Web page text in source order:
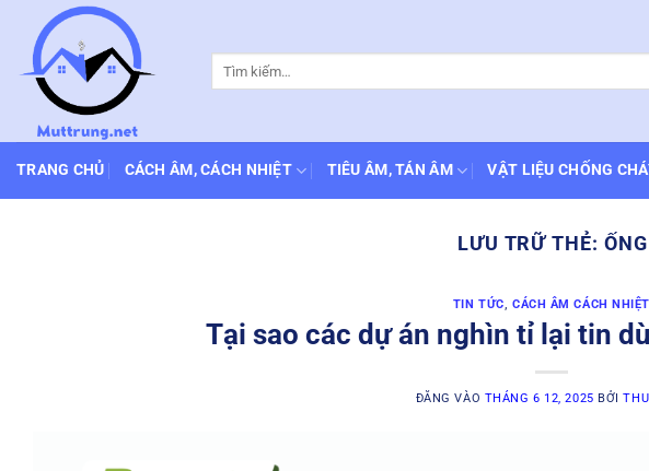
TRANG CHỦ CÁCH ÂM, CÁCH NHIỆT TIÊU ÂM, TÁN ÂM VẬT LIỆU CHỐNG
LƯU TRỮ THẺ:
TIN TỨC, CÁCH ÂM CÁCH NHIỆT
Tại sao các dự án nghìn tỉ lại tin
ĐĂNG VÀO THÁNG 6 12, 2025 BỞI